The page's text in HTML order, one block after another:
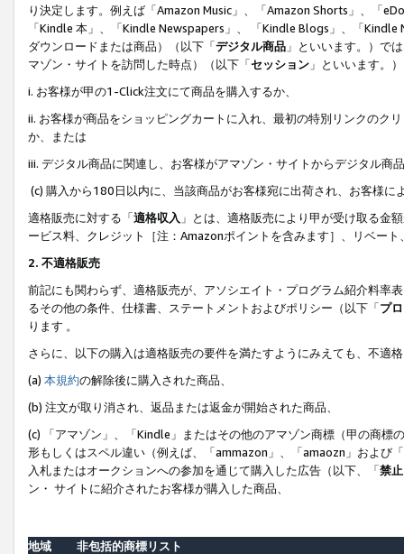
り決定します。例えば「Amazon Music」、「Amazon Shorts」、「
「Kindle 本」、「Kindle Newspapers」、 「Kindle Blogs」、「
ダウンロードまたは商品）（以下「デジタル商品 」といいます。）で
マゾン・サイトを訪問した時点）（以下「セッション 」といいます。
i. お客様が甲の1-Click注文にて商品を購入するか、
ii. お客様が商品をショッピングカートに入れ、最初の特別リンクのク
か、または
iii. デジタル商品に関連し、お客様がアマゾン・サイトからデジタル
(c) 購入から180日以内に、当該商品がお客様宛に出荷され、お客様
適格販売に対する「適格収入 」とは、適格販売により甲が受け取る金
ービス料、クレジット［注：Amazonポイントを含みます］、リベー
2. 不適格販売
前記にも関わらず、適格販売が、アソシエイト・プログラム紹介料率
るその他の条件、仕様書、ステートメントおよびポリシー（以下「プ
ります 。
さらに、以下の購入は適格販売の要件を満たすようにみえても、不適
(a) 本規約の解除後に購入された商品、
(b) 注文が取り消され、返品または返金が開始された商品、
(c) 「アマゾン」、「Kindle」またはその他のアマゾン商標（甲の商
形もしくはスペル違い（例えば、「ammazon」、「amaozn」および
入札またはオークションへの参加を通じて購入した広告（以下、「禁
ン・ サイトに紹介されたお客様が購入した商品、
地域
非包括的商標リスト